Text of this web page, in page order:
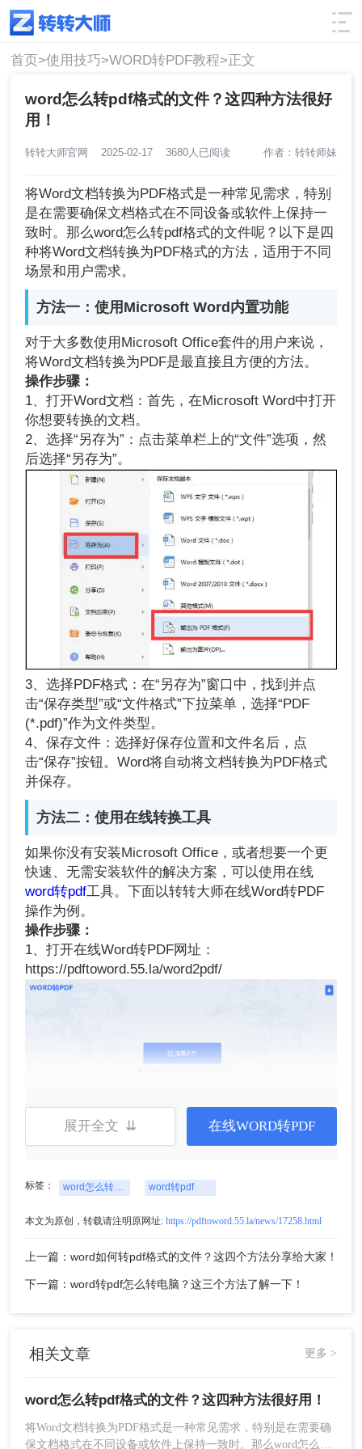
使用技巧 筛选
首页>使用技巧>WORD转PDF教程>正文
word怎么转pdf格式的文件？这四种方法很好
用！
转转大师官网 2025-02-17 3680人已阅读 作者：转转师妹
将Word文档转换为PDF格式是一种常见需求，特别
是在需要确保文档格式在不同设备或软件上保持一
致时。那么word怎么转pdf格式的文件呢？以下是四
种将Word文档转换为PDF格式的方法，适用于不同
场景和用户需求。
方法一：使用Microsoft Word内置功能
对于大多数使用Microsoft Office套件的用户来说，
将Word文档转换为PDF是最直接且方便的方法。
操作步骤：
1、打开Word文档：首先，在Microsoft Word中打开
你想要转换的文档。
2、选择“另存为”：点击菜单栏上的“文件”选项，然
后选择“另存为”。
3、选择PDF格式：在“另存为”窗口中，找到并点
击“保存类型”或“文件格式”下拉菜单，选择“PDF
(*.pdf)”作为文件类型。
4、保存文件：选择好保存位置和文件名后，点
击“保存”按钮。Word将自动将文档转换为PDF格式
并保存。
方法二：使用在线转换工具
如果你没有安装Microsoft Office，或者想要一个更
快速、无需安装软件的解决方案，可以使用在线
word转pdf工具。下面以转转大师在线Word转PDF
操作为例。
操作步骤：
1、打开在线Word转PDF网址：
https://pdftoword.55.la/word2pdf/
2、打开在线转换网址，然后我们可以在转换界面上
按照奇偶数或者是指定页来转换。
展开全文 ⇊ 在线WORD转PDF
标签： word怎么转pdf格式的文件 word转pdf
本文为原创，转载请注明原网址: https://pdftoword.55.la/news/17258.html
上一篇：word如何转pdf格式的文件？这四个方法分享给大家！
下一篇：word转pdf怎么转电脑？这三个方法了解一下！
相关文章 更多 >
word怎么转pdf格式的文件？这四种方法很好用！
将Word文档转换为PDF格式是一种常见需求，特别是在需要确
保文档格式在不同设备或软件上保持一致时。那么word怎么转